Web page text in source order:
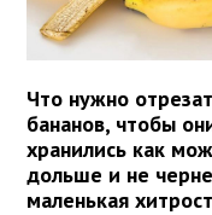
Что нужно
бананов, чтобы
хранились как
дольше и не
маленькая